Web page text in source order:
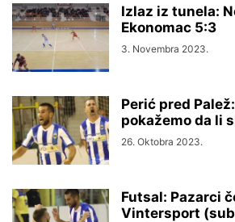
Izlaz iz tunela:
Ekonomac 5:3
3. Novembra 2023.
Perić pred
pokažemo da li
26. Oktobra 2023.
Futsal: Pazarci
Vintersport